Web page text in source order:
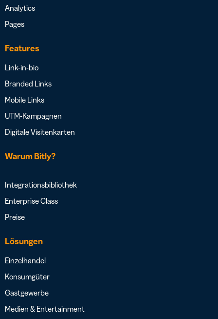
Analytics
Pages
Features
Link-in-bio
Branded Links
Mobile Links
UTM-Kampagnen
Digitale Visitenkarten
Warum Bitly?
Integrationsbibliothek
Enterprise Class
Preise
Lösungen
Einzelhandel
Konsumgüter
Gastgewerbe
Medien & Entertainment